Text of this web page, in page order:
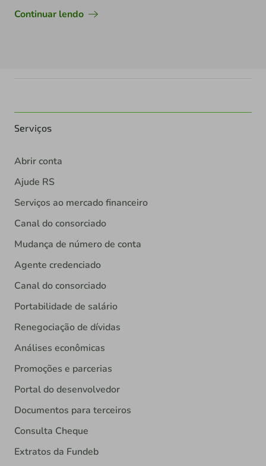
Continuar lendo
Serviços
Abrir conta
Ajude RS
Serviços ao mercado financeiro
Canal do consorciado
Mudança de número de conta
Agente credenciado
Canal do consorciado
Portabilidade de salário
Renegociação de dívidas
Análises econômicas
Promoções e parcerias
Portal do desenvolvedor
Documentos para terceiros
Consulta Cheque
Extratos da Fundeb